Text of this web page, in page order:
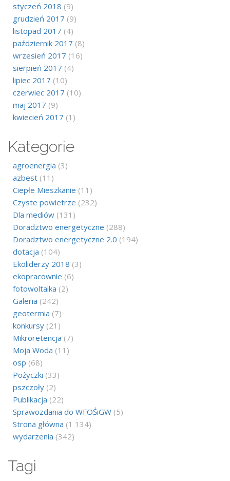
styczeń 2018 (9)
grudzień 2017 (9)
listopad 2017 (4)
październik 2017 (8)
wrzesień 2017 (16)
sierpień 2017 (4)
lipiec 2017 (10)
czerwiec 2017 (10)
maj 2017 (9)
kwiecień 2017 (1)
Kategorie
agroenergia (3)
azbest (11)
Ciepłe Mieszkanie (11)
Czyste powietrze (232)
Dla mediów (131)
Doradztwo energetyczne (288)
Doradztwo energetyczne 2.0 (194)
dotacja (104)
Ekoliderzy 2018 (3)
ekopracownie (6)
fotowoltaika (2)
Galeria (242)
geotermia (7)
konkursy (21)
Mikroretencja (7)
Moja Woda (11)
osp (68)
Pożyczki (33)
pszczoły (2)
Publikacja (22)
Sprawozdania do WFOŚiGW (5)
Strona główna (1 134)
wydarzenia (342)
Tagi